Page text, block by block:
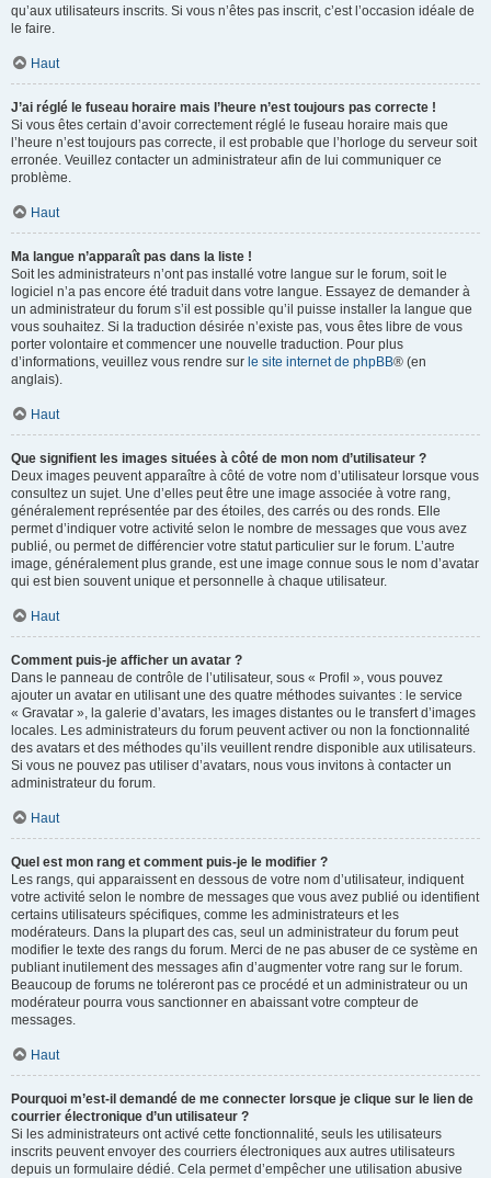
qu’aux utilisateurs inscrits. Si vous n’êtes pas inscrit, c’est l’occasion idéale de
le faire.
Haut
J’ai réglé le fuseau horaire mais l’heure n’est toujours pas correcte !
Si vous êtes certain d’avoir correctement réglé le fuseau horaire mais que
l’heure n’est toujours pas correcte, il est probable que l’horloge du serveur soit
erronée. Veuillez contacter un administrateur afin de lui communiquer ce
problème.
Haut
Ma langue n’apparaît pas dans la liste !
Soit les administrateurs n’ont pas installé votre langue sur le forum, soit le
logiciel n’a pas encore été traduit dans votre langue. Essayez de demander à
un administrateur du forum s’il est possible qu’il puisse installer la langue que
vous souhaitez. Si la traduction désirée n’existe pas, vous êtes libre de vous
porter volontaire et commencer une nouvelle traduction. Pour plus
d’informations, veuillez vous rendre sur le site internet de phpBB® (en
anglais).
Haut
Que signifient les images situées à côté de mon nom d’utilisateur ?
Deux images peuvent apparaître à côté de votre nom d’utilisateur lorsque vous
consultez un sujet. Une d’elles peut être une image associée à votre rang,
généralement représentée par des étoiles, des carrés ou des ronds. Elle
permet d’indiquer votre activité selon le nombre de messages que vous avez
publié, ou permet de différencier votre statut particulier sur le forum. L’autre
image, généralement plus grande, est une image connue sous le nom d’avatar
qui est bien souvent unique et personnelle à chaque utilisateur.
Haut
Comment puis-je afficher un avatar ?
Dans le panneau de contrôle de l’utilisateur, sous « Profil », vous pouvez
ajouter un avatar en utilisant une des quatre méthodes suivantes : le service
« Gravatar », la galerie d’avatars, les images distantes ou le transfert d’images
locales. Les administrateurs du forum peuvent activer ou non la fonctionnalité
des avatars et des méthodes qu’ils veuillent rendre disponible aux utilisateurs.
Si vous ne pouvez pas utiliser d’avatars, nous vous invitons à contacter un
administrateur du forum.
Haut
Quel est mon rang et comment puis-je le modifier ?
Les rangs, qui apparaissent en dessous de votre nom d’utilisateur, indiquent
votre activité selon le nombre de messages que vous avez publié ou identifient
certains utilisateurs spécifiques, comme les administrateurs et les
modérateurs. Dans la plupart des cas, seul un administrateur du forum peut
modifier le texte des rangs du forum. Merci de ne pas abuser de ce système en
publiant inutilement des messages afin d’augmenter votre rang sur le forum.
Beaucoup de forums ne toléreront pas ce procédé et un administrateur ou un
modérateur pourra vous sanctionner en abaissant votre compteur de
messages.
Haut
Pourquoi m’est-il demandé de me connecter lorsque je clique sur le lien de
courrier électronique d’un utilisateur ?
Si les administrateurs ont activé cette fonctionnalité, seuls les utilisateurs
inscrits peuvent envoyer des courriers électroniques aux autres utilisateurs
depuis un formulaire dédié. Cela permet d’empêcher une utilisation abusive